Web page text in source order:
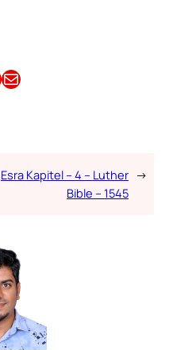
Email this Article
Esra Kapitel – 4 – Luther
Bible – 1545
→